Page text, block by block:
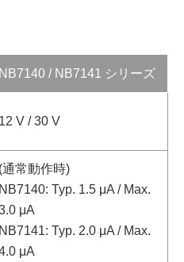
NB7140 / NB7141 シリーズ
12 V / 30 V
(通常動作時)
NB7140: Typ. 1.5 μA / Max.
μA
NB7141: Typ. 2.0 μA / Max.
μA